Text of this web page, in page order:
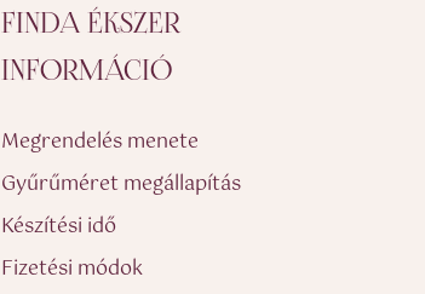
FINDA ÉKSZER
INFORMÁCIÓ
Megrendelés menete
Gyűrűméret megállapítás
Készítési idő
Fizetési módok